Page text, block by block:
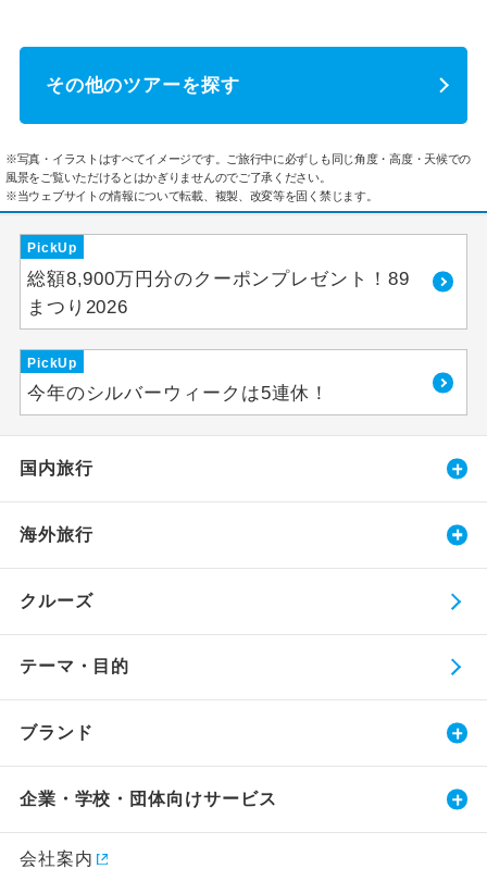
その他のツアーを探す
※写真・イラストはすべてイメージです。ご旅行中に必ずしも同じ角度・高度・天候での
風景をご覧いただけるとはかぎりませんのでご了承ください。
※当ウェブサイトの情報について転載、複製、改変等を固く禁じます。
PickUp
総額8,900万円分のクーポンプレゼント！89
まつり2026
PickUp
今年のシルバーウィークは5連休！
国内旅行
海外旅行
クルーズ
テーマ・目的
ブランド
企業・学校・団体向けサービス
会社案内